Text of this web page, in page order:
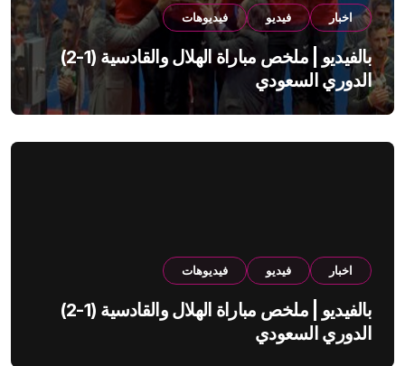
اخبار فيديو فيديوهات
بالفيديو | ملخص مباراة الهلال والقادسية (1-2)
الدوري السعودي
اخبار فيديو فيديوهات
بالفيديو | ملخص مباراة الهلال والقادسية (1-2)
الدوري السعودي